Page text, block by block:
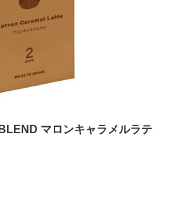
マロンキャラメルラテ